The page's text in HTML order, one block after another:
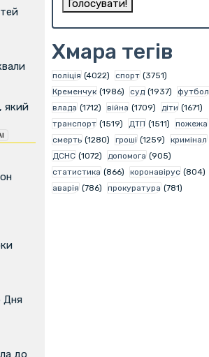
який
Дня
до
Хмара тегів
поліція (4022) спорт (3751)
Кременчук (1986) суд (1937) футбол
влада (1712) війна (1709) діти (1671)
транспорт (1519) ДТП (1511) пожежа
смерть (1280) гроші (1259) кримінал
ДСНС (1072) допомога (905)
статистика (866) коронавірус (804)
аварія (786) прокуратура (781)